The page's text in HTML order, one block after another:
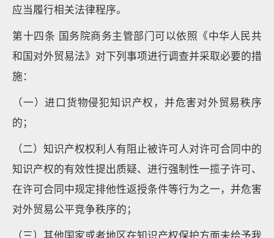
应当履行相关法律程序。
第十四条 国务院商务主管部门可以依照《中华人民共
和国对外贸易法》对下列事项进行调查并采取必要的措
施：
（一）进口货物侵犯知识产权，并危害对外贸易秩序
的；
（二）知识产权权利人有阻止被许可人对许可合同中的
知识产权的有效性提出质疑、进行强制性一揽子许可、
在许可合同中规定排他性返授条件等行为之一，并危害
对外贸易公平竞争秩序的；
（三）其他国家或者地区在知识产权保护方面未给予我